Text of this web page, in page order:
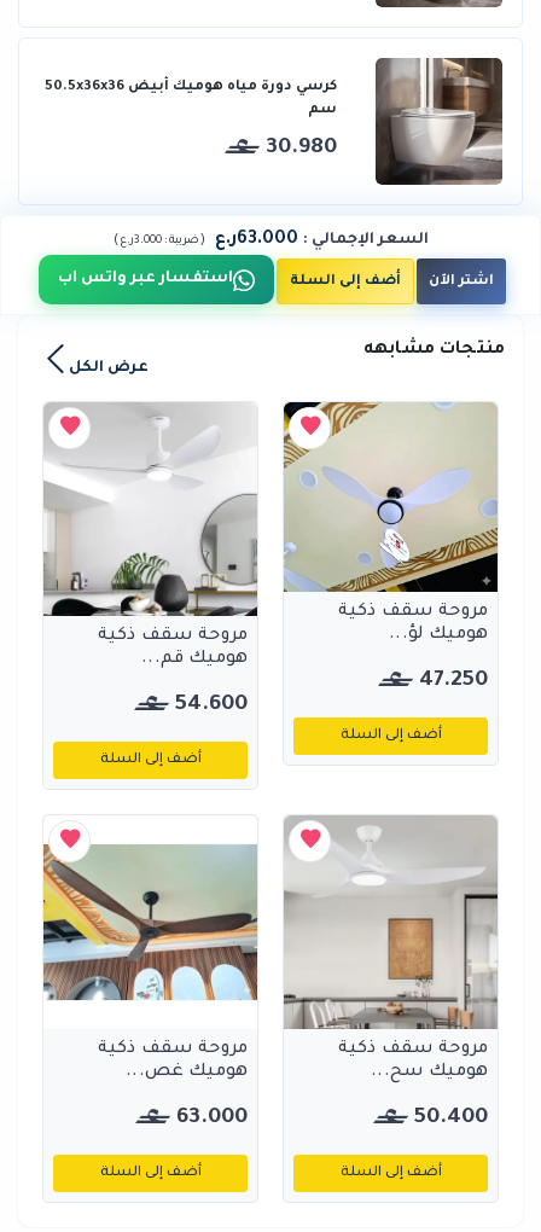
كرسي دورة مياه هوميك أبيض 50.5x36x36
سم
30.980
السعر الإجمالي : 63.000ر.ع (ضريبة :3.000ر.ع )
اشتر الآن أضف إلى السلة استفسار عبر واتس اب
منتجات مشابهه
عرض الكل
مروحة سقف ذكية
هوميك لؤ...
47.250
أضف إلى السلة
مروحة سقف ذكية
هوميك قم...
54.600
أضف إلى السلة
مروحة سقف ذكية
هوميك سح...
50.400
أضف إلى السلة
مروحة سقف ذكية
هوميك غص...
63.000
أضف إلى السلة